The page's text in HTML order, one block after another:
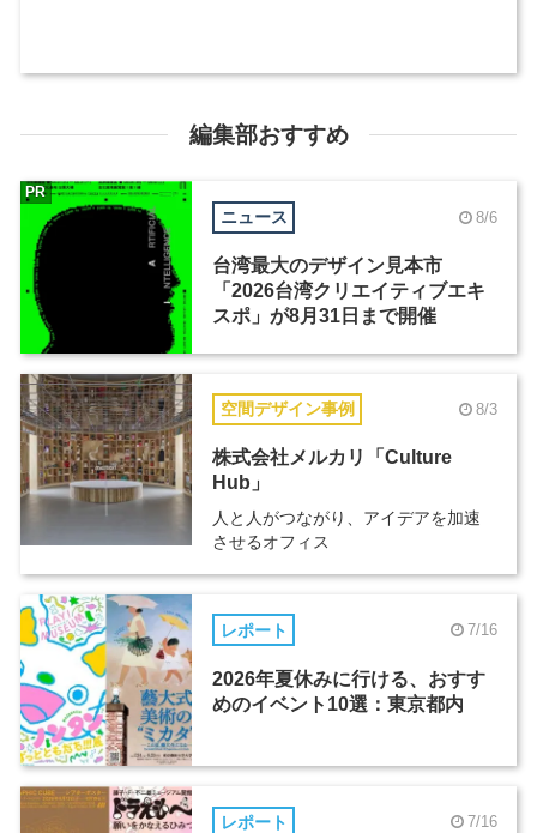
編集部おすすめ
ニュース 8/6
台湾最大のデザイン見本市
「2026台湾クリエイティブエキ
スポ」が8月31日まで開催
PR
空間デザイン事例 8/3
株式会社メルカリ「Culture
Hub」
人と人がつながり、アイデアを加速
させるオフィス
レポート 7/16
2026年夏休みに行ける、おすす
めのイベント10選：東京都内
レポート 7/16